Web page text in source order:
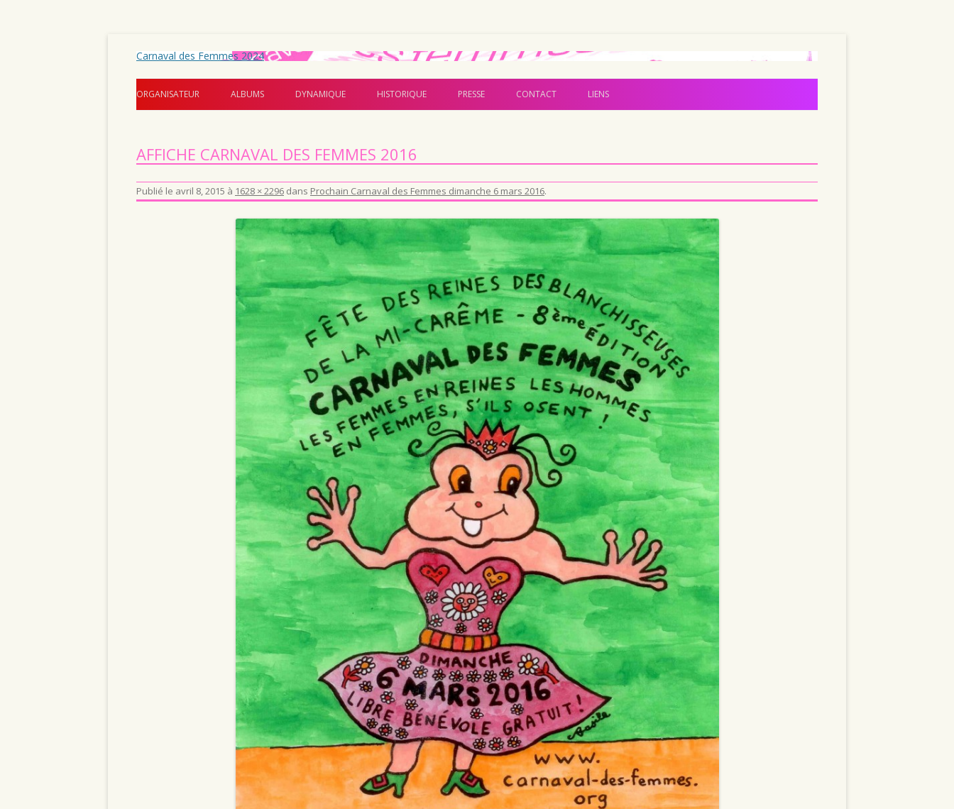
Carnaval des Femmes 2024
Aller au contenu principal
ORGANISATEUR ALBUMS DYNAMIQUE HISTORIQUE PRESSE CONTACT LIENS
AFFICHE CARNAVAL DES FEMMES 2016
Publié le avril 8, 2015 à 1628 × 2296 dans Prochain Carnaval des Femmes dimanche 6 mars 2016.